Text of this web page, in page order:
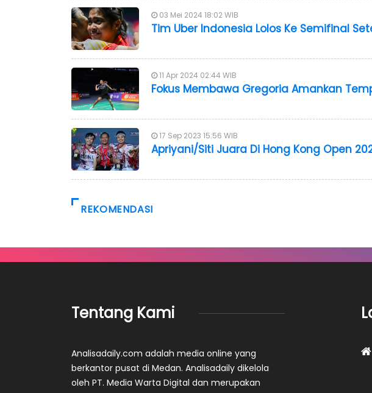
03 Mei 2024 18:02 WIB
Tim Uber Indonesia Lolos Ke Semifinal
11 Apr 2024 02:44 WIB
Fokus Membawa Gregoria Amankan
17 Sep 2023 15:56 WIB
Apriyani/Siti Juara Di Hong Kong Open
REKOMENDASI
Tentang Kami
Analisadaily.com adalah media online yang
berkantor pusat di Medan. Analisadaily dikelola
oleh PT. Media Warta Digital dan merupakan